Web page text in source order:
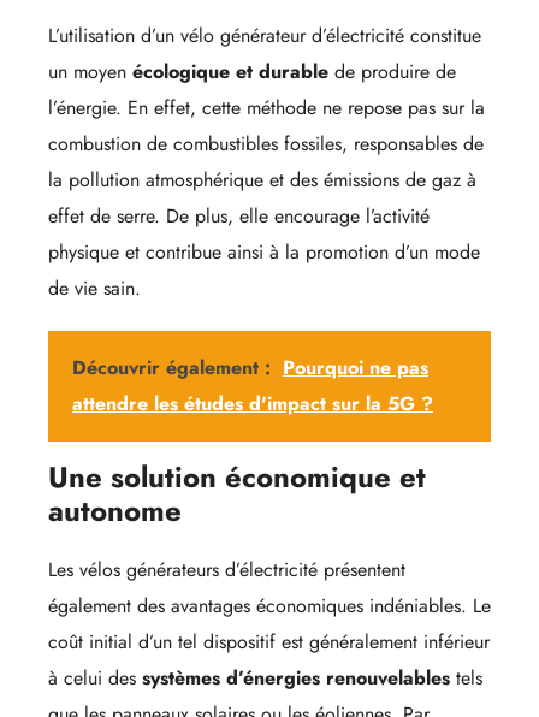
L’utilisation d’un vélo générateur d’électricité constitue
un moyen écologique et durable de produire de
l’énergie. En effet, cette méthode ne repose pas sur la
combustion de combustibles fossiles, responsables de
la pollution atmosphérique et des émissions de gaz à
effet de serre. De plus, elle encourage l’activité
physique et contribue ainsi à la promotion d’un mode
de vie sain.
Découvrir également : Pourquoi ne pas
attendre les études d'impact sur la 5G ?
Une solution économique et
autonome
Les vélos générateurs d’électricité présentent
également des avantages économiques indéniables. Le
coût initial d’un tel dispositif est généralement inférieur
à celui des systèmes d’énergies renouvelables tels